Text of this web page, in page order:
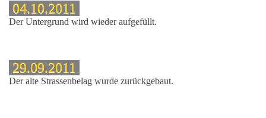
04.10.2011
Der Untergrund wird wieder aufgefüllt.
29.09.2011
Der alte Strassenbelag wurde zurückgebaut.